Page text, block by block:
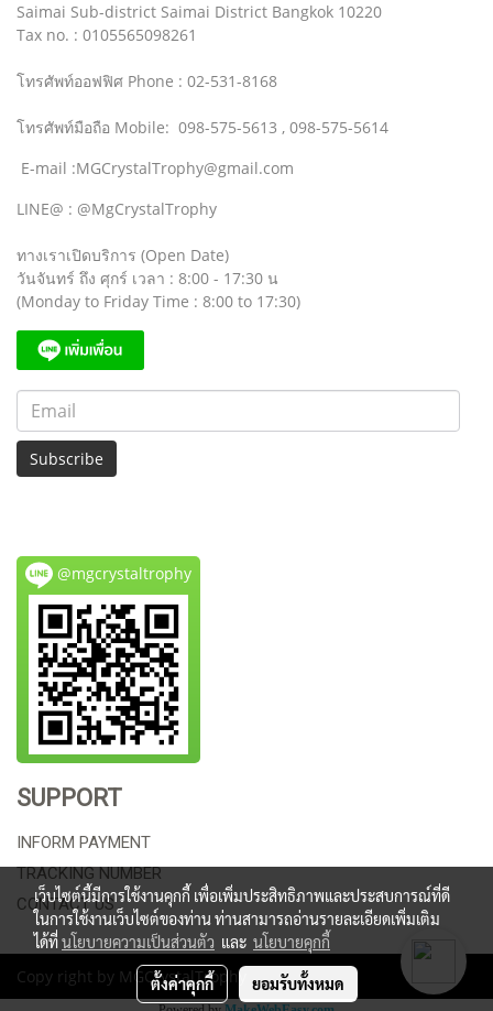
Saimai Sub-district Saimai District Bangkok 10220
Tax no. : 0105565098261
โทรศัพท์ออฟฟิศ Phone : 02-531-8168
โทรศัพท์มือถือ Mobile: 098-575-5613 , 098-575-5614
E-mail :MGCrystalTrophy@gmail.com
LINE@ : @MgCrystalTrophy
ทางเราเปิดบริการ (Open Date)
วันจันทร์ ถึง ศุกร์ เวลา : 8:00 - 17:30 น
(Monday to Friday Time : 8:00 to 17:30)
Subscribe
@mgcrystaltrophy
SUPPORT
INFORM PAYMENT
TRACKING NUMBER
CONTACT US
Copy right by MGCrystalTrophy
เว็บไซต์นี้มีการใช้งานคุกกี้ เพื่อเพิ่มประสิทธิภาพและประสบการณ์ที่ดี
ในการใช้งานเว็บไซต์ของท่าน ท่านสามารถอ่านรายละเอียดเพิ่มเติม
ได้ที่นโยบายความเป็นส่วนตัว และ นโยบายคุกกี้
ตั้งค่าคุกกี้ ยอมรับทั้งหมด